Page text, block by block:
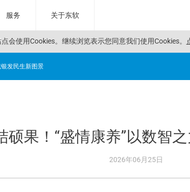
会使用Cookies。 继续浏览表示您同意我们使用Cookies。
服务 关于东软
发民生新图景
硕果！“盛情康养”以数智
2026年06月25日